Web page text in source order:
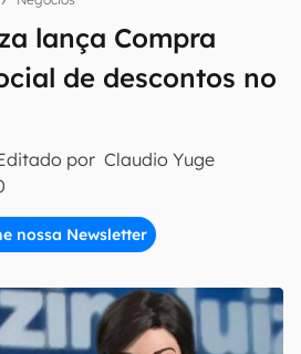
lança Compra
de descontos no
por Claudio Yuge
nossa Newsletter
inscreva-se
e concordo com os Termos de
do Canaltech.